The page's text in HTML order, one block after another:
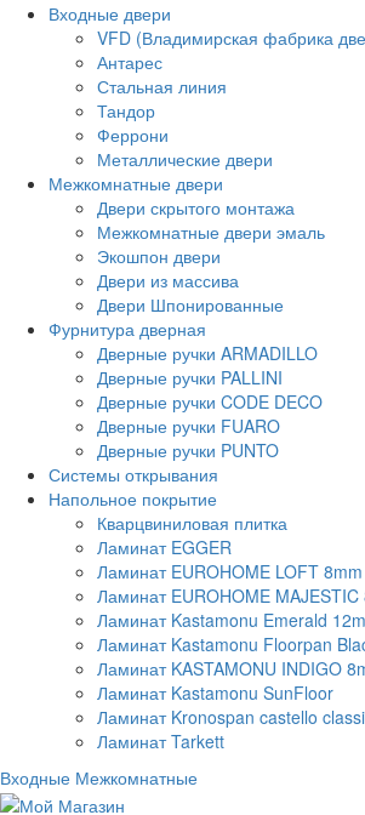
Входные двери
VFD (Владимирская фабрика
Антарес
Стальная линия
Тандор
Феррони
Металлические двери
Межкомнатные двери
Двери скрытого монтажа
Межкомнатные двери эмаль
Экошпон двери
Двери из массива
Двери Шпонированные
Фурнитура дверная
Дверные ручки ARMADILLO
Дверные ручки PALLINI
Дверные ручки CODE DECO
Дверные ручки FUARO
Дверные ручки PUNTO
Системы открывания
Напольное покрытие
Кварцвиниловая плитка
Ламинат EGGER
Ламинат EUROHOME LOFT
Ламинат EUROHOME
Ламинат Kastamonu Emerald
Ламинат Kastamonu Floorpan
Ламинат KASTAMONU INDIGO
Ламинат Kastamonu SunFloor
Ламинат Kronospan castello
Ламинат Tarkett
Входные Межкомнатные